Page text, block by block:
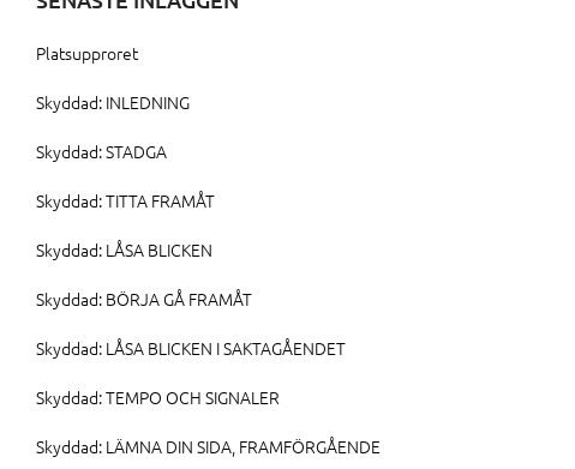
Platsupproret
Skyddad: INLEDNING
Skyddad: STADGA
Skyddad: TITTA FRAMÅT
Skyddad: LÅSA BLICKEN
Skyddad: BÖRJA GÅ FRAMÅT
Skyddad: LÅSA BLICKEN I SAKTAGÅENDET
Skyddad: TEMPO OCH SIGNALER
Skyddad: LÄMNA DIN SIDA, FRAMFÖRGÅENDE